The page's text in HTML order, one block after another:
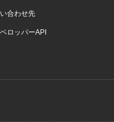
合わせ先
ロッパーAPI